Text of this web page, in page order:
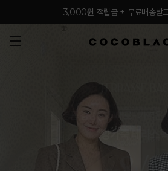
3,000원 적립금 + 무료배송받